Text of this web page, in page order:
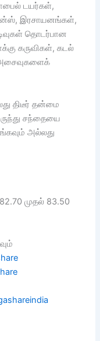
டயர்கள்,
இரசாயனங்கள்,
தொடர்பான
கருவிகள், கடல்
அசைவுகளைக்
திடீர் தன்மை
சந்தையை
அல்லது
முதல் 83.50